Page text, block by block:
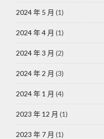
2024 年 5 月 (1)
2024 年 4 月 (1)
2024 年 3 月 (2)
2024 年 2 月 (3)
2024 年 1 月 (4)
2023 年 12 月 (1)
2023 年 7 月 (1)